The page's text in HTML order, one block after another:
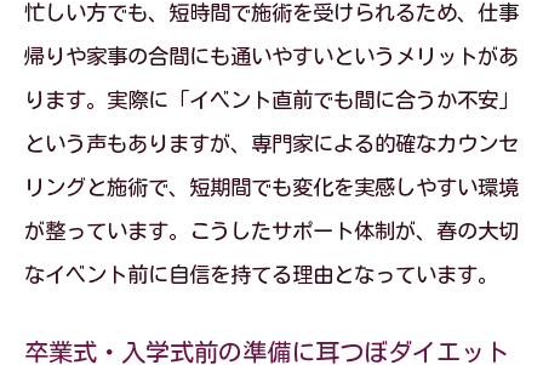
クを目指す方法
耳つぼダイエットと生活習慣改善で理想
体型をキープ
忙しい毎日でも続けやすい耳つぼダイエ
ットの工夫
耳つぼダイエットなら短期間でも間に合う理
由
耳つぼダイエットが短期間で結果を出せ
忙しい方でも、短時間で施術を受けられるため、仕事
帰りや家事の合間にも通いやすいというメリットがあ
ります。実際に「イベント直前でも間に合うか不安」
という声もありますが、専門家による的確なカウンセ
リングと施術で、短期間でも変化を実感しやすい環境
が整っています。こうしたサポート体制が、春の大切
なイベント前に自信を持てる理由となっています。
卒業式・入学式前の準備に耳つぼダイエット